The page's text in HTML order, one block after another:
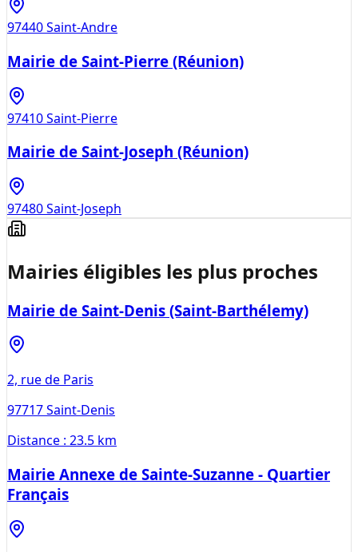
97440Saint-Andre
Mairie de Saint-Pierre (Réunion)
97410Saint-Pierre
Mairie de Saint-Joseph (Réunion)
97480Saint-Joseph
Mairies éligibles les plus proches
Mairie de Saint-Denis (Saint-Barthélemy)
2, rue de Paris
97717Saint-Denis
Distance : 23.5 km
Mairie Annexe de Sainte-Suzanne - Quartier
Français